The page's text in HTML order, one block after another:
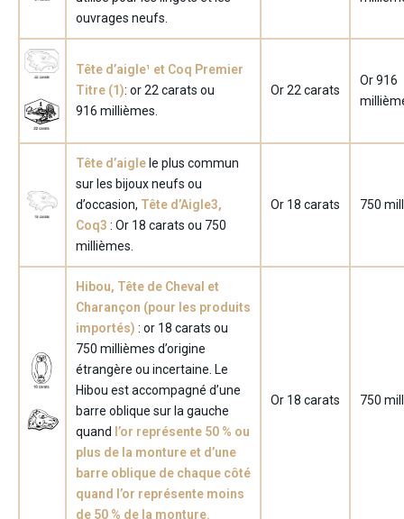
ouvrages neufs.
Tête d’aigle¹ et Coq Premier
Titre (1): or 22 carats ou
916 millièmes.
Or 22 carats
Or 916
Tête d’aigle le plus commun
sur les bijoux neufs ou
d’occasion, Tête d’Aigle3,
Coq3 : Or 18 carats ou 750
millièmes.
Or 18 carats 750
Hibou, Tête de Cheval et
Charançon (pour les produits
importés) : or 18 carats ou
750 millièmes d’origine
étrangère ou incertaine. Le
Hibou est accompagné d’une
barre oblique sur la gauche
quand l’or représente 50 % ou
plus de la monture et d’une
barre oblique de chaque côté
quand l’or représente moins
de 50 % de la monture.
Or 18 carats 750